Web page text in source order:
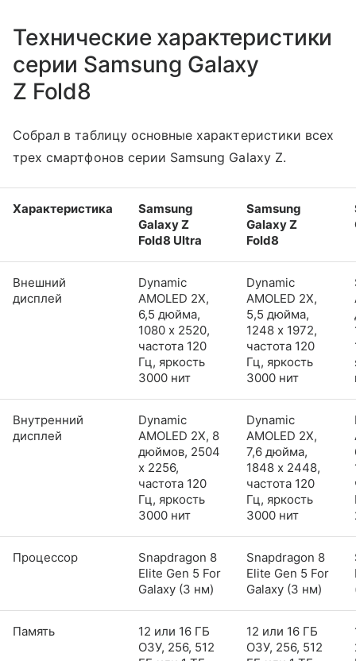
Технические характеристики
серии Samsung Galaxy
Z Fold8
Собрал в таблицу основные характеристики всех
трех смартфонов серии Samsung Galaxy Z.
Характеристика
Samsung
Galaxy Z
Fold8 Ultra
Samsung
Galaxy Z
Fold8
Внешний
дисплей
Dynamic
AMOLED 2X,
6,5 дюйма,
1080 x 2520,
частота 120
Гц, яркость
3000 нит
Dynamic
AMOLED 2X,
5,5 дюйма,
1248 x 1972,
частота 120
Гц, яркость
3000 нит
Внутренний
дисплей
Dynamic
AMOLED 2X, 8
дюймов, 2504
x 2256,
частота 120
Гц, яркость
3000 нит
Dynamic
AMOLED 2X,
7,6 дюйма,
1848 x 2448,
частота 120
Гц, яркость
3000 нит
Процессор
Snapdragon 8
Elite Gen 5 For
Galaxy (3 нм)
Snapdragon 8
Elite Gen 5 For
Galaxy (3 нм)
Память
12 или 16 ГБ
ОЗУ, 256, 512
12 или 16 ГБ
ОЗУ, 256, 512